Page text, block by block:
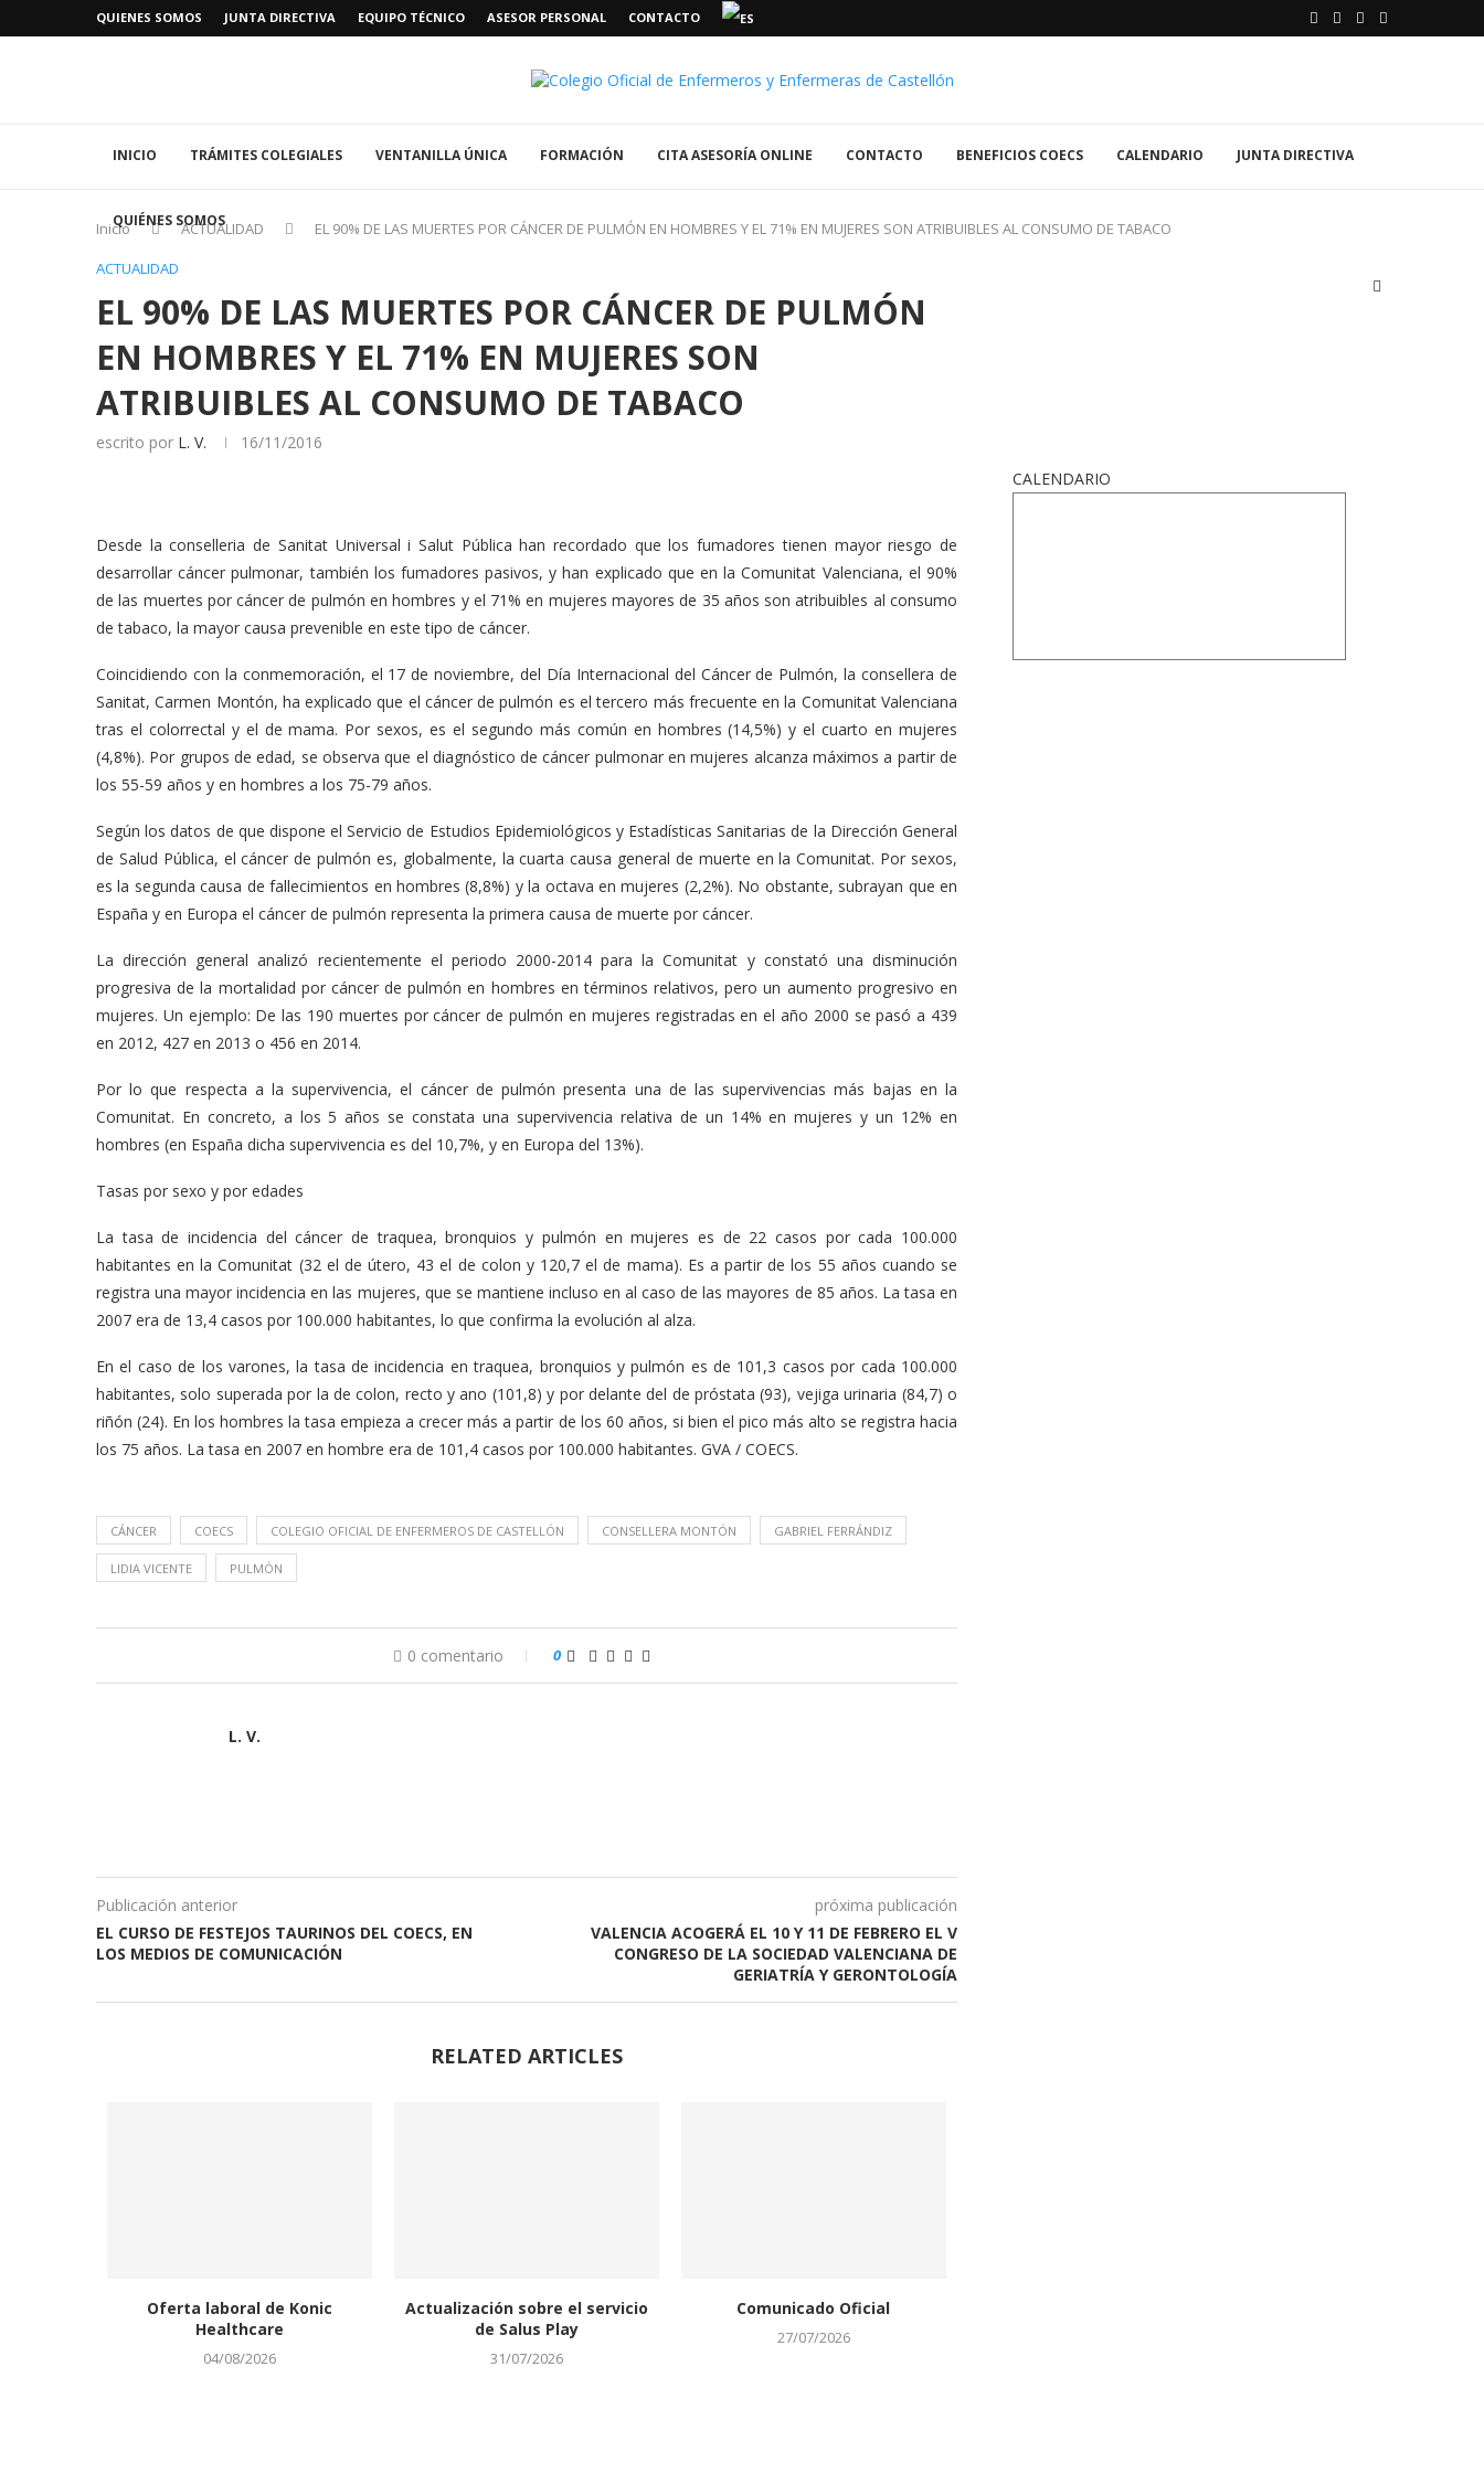
QUIENES SOMOS JUNTA DIRECTIVA EQUIPO TÉCNICO ASESOR PERSONAL CONTACTO
INICIO TRÁMITES COLEGIALES VENTANILLA ÚNICA FORMACIÓN CITA ASESORÍA ONLINE CONTACTO BENEFICIOS COECS CALENDARIO JUNTA DIRECTIVA
QUIÉNES SOMOS
Inicio ACTUALIDAD
EL 90% DE LAS MUERTES POR CÁNCER DE PULMÓN EN HOMBRES Y EL 71% EN MUJERES SON ATRIBUIBLES AL CONSUMO DE TABACO
ACTUALIDAD
EL 90% DE LAS MUERTES POR CÁNCER DE PULMÓN
EN HOMBRES Y EL 71% EN MUJERES SON
ATRIBUIBLES AL CONSUMO DE TABACO
escrito por L. V. 16/11/2016
Desde la conselleria de Sanitat Universal i Salut Pública han recordado que los fumadores tienen mayor riesgo de
desarrollar cáncer pulmonar, también los fumadores pasivos, y han explicado que en la Comunitat Valenciana, el 90%
de las muertes por cáncer de pulmón en hombres y el 71% en mujeres mayores de 35 años son atribuibles al consumo
de tabaco, la mayor causa prevenible en este tipo de cáncer.
Coincidiendo con la conmemoración, el 17 de noviembre, del Día Internacional del Cáncer de Pulmón, la consellera de
Sanitat, Carmen Montón, ha explicado que el cáncer de pulmón es el tercero más frecuente en la Comunitat Valenciana
tras el colorrectal y el de mama. Por sexos, es el segundo más común en hombres (14,5%) y el cuarto en mujeres
(4,8%). Por grupos de edad, se observa que el diagnóstico de cáncer pulmonar en mujeres alcanza máximos a partir de
los 55-59 años y en hombres a los 75-79 años.
Según los datos de que dispone el Servicio de Estudios Epidemiológicos y Estadísticas Sanitarias de la Dirección General
de Salud Pública, el cáncer de pulmón es, globalmente, la cuarta causa general de muerte en la Comunitat. Por sexos,
es la segunda causa de fallecimientos en hombres (8,8%) y la octava en mujeres (2,2%). No obstante, subrayan que en
España y en Europa el cáncer de pulmón representa la primera causa de muerte por cáncer.
La dirección general analizó recientemente el periodo 2000-2014 para la Comunitat y constató una disminución
progresiva de la mortalidad por cáncer de pulmón en hombres en términos relativos, pero un aumento progresivo en
mujeres. Un ejemplo: De las 190 muertes por cáncer de pulmón en mujeres registradas en el año 2000 se pasó a 439
en 2012, 427 en 2013 o 456 en 2014.
Por lo que respecta a la supervivencia, el cáncer de pulmón presenta una de las supervivencias más bajas en la
Comunitat. En concreto, a los 5 años se constata una supervivencia relativa de un 14% en mujeres y un 12% en
hombres (en España dicha supervivencia es del 10,7%, y en Europa del 13%).
Tasas por sexo y por edades
La tasa de incidencia del cáncer de traquea, bronquios y pulmón en mujeres es de 22 casos por cada 100.000
habitantes en la Comunitat (32 el de útero, 43 el de colon y 120,7 el de mama). Es a partir de los 55 años cuando se
registra una mayor incidencia en las mujeres, que se mantiene incluso en al caso de las mayores de 85 años. La tasa en
2007 era de 13,4 casos por 100.000 habitantes, lo que confirma la evolución al alza.
En el caso de los varones, la tasa de incidencia en traquea, bronquios y pulmón es de 101,3 casos por cada 100.000
habitantes, solo superada por la de colon, recto y ano (101,8) y por delante del de próstata (93), vejiga urinaria (84,7) o
riñón (24). En los hombres la tasa empieza a crecer más a partir de los 60 años, si bien el pico más alto se registra hacia
los 75 años. La tasa en 2007 en hombre era de 101,4 casos por 100.000 habitantes. GVA / COECS.
CÁNCER COECS COLEGIO OFICIAL DE ENFERMEROS DE CASTELLÓN CONSELLERA MONTÓN GABRIEL FERRÁNDIZ
LIDIA VICENTE PULMÓN
0 comentario 0
L. V.
Publicación anterior
EL CURSO DE FESTEJOS TAURINOS DEL COECS, EN
LOS MEDIOS DE COMUNICACIÓN
próxima publicación
VALENCIA ACOGERÁ EL 10 Y 11 DE FEBRERO EL V
CONGRESO DE LA SOCIEDAD VALENCIANA DE
GERIATRÍA Y GERONTOLOGÍA
RELATED ARTICLES
Oferta laboral de Konic
Healthcare
04/08/2026
Actualización sobre el servicio
de Salus Play
31/07/2026
Comunicado Oficial
27/07/2026
CALENDARIO